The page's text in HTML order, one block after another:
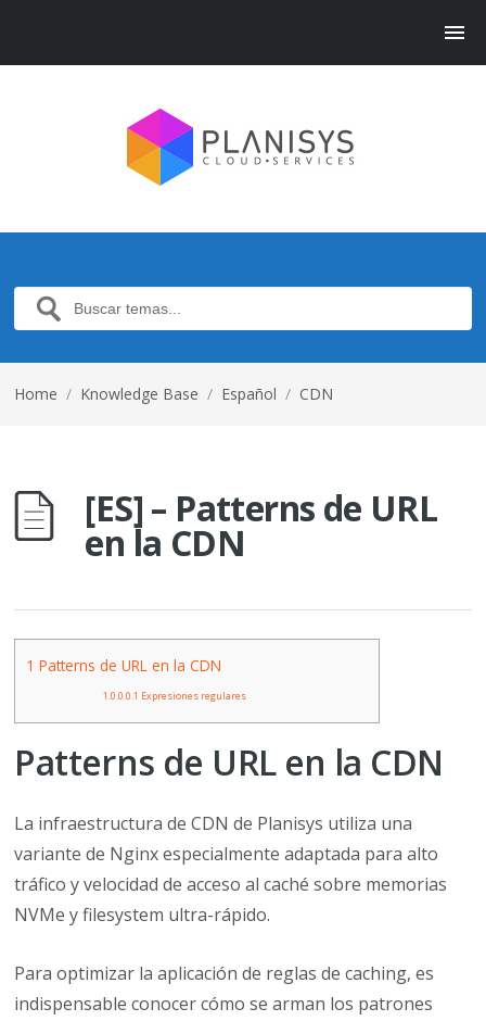
Home / Knowledge Base / Español / CDN
[ES] – Patterns de URL
en la CDN
1 Patterns de URL en la CDN
1.0.0.0.1 Expresiones regulares
Patterns de URL en la CDN
La infraestructura de CDN de Planisys utiliza una
variante de Nginx especialmente adaptada para alto
tráfico y velocidad de acceso al caché sobre memorias
NVMe y filesystem ultra-rápido.
Para optimizar la aplicación de reglas de caching, es
indispensable conocer cómo se arman los patrones